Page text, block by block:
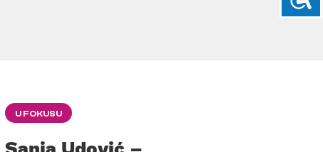
U FOKUSU